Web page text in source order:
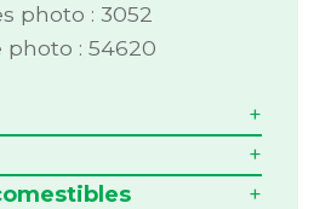
photo : 3052
: 54620